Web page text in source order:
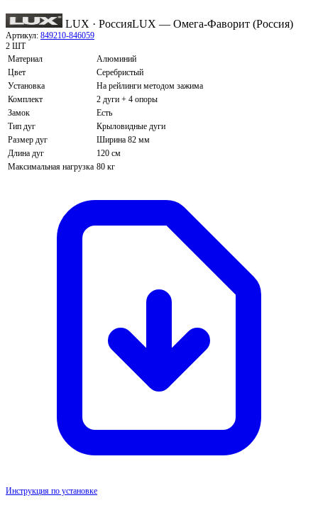
LUX · РоссияLUX — Омега-Фаворит (Россия)
Артикул: 849210-846059
2 ШТ
Материал
Алюминий
Цвет
Серебристый
Установка
На рейлинги методом зажима
Комплект
2 дуги + 4 опоры
Замок
Есть
Тип дуг
Крыловидные дуги
Размер дуг
Ширина 82 мм
Длина дуг
120 см
Максимальная нагрузка 80 кг
Инструкция по установке